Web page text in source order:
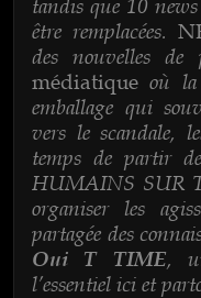
tandis que 10
être remplacées.
des nouvelles
médiatique où la
emballage qui
vers le scandale,
temps de partir
HUMAINS SUR
organiser les
partagée des
Oui T TIME,
l’essentiel ici et